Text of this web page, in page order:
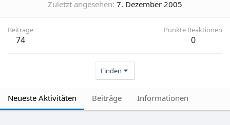
Zuletzt angesehen 7. Dezember 2005
Beiträge
74
Punkte Reaktionen
0
Finden
Neueste Aktivitäten Beiträge Informationen